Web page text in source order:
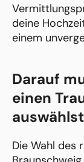
deine
einem
Darauf
einen
auswählst
Die Wahl des